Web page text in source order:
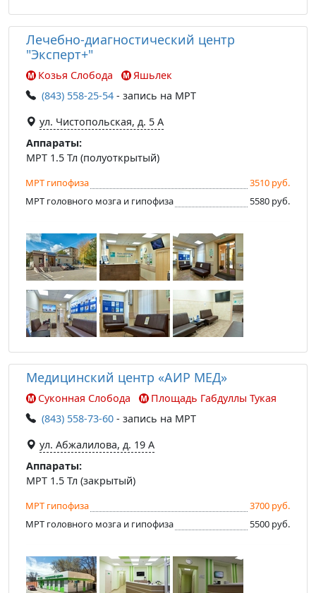
Лечебно-диагностический центр
"Эксперт+"
Козья Слобода
Яшьлек
(843) 558-25-54 - запись на МРТ
ул. Чистопольская, д. 5 А
Аппараты:
МРТ 1.5 Тл (полуоткрытый)
МРТ гипофиза
3510 руб.
МРТ головного мозга и гипофиза
5580 руб.
Медицинский центр «АИР МЕД»
Суконная Слобода
Площадь Габдуллы Тукая
(843) 558-73-60 - запись на МРТ
ул. Абжалилова, д. 19 А
Аппараты:
МРТ 1.5 Тл (закрытый)
МРТ гипофиза
3700 руб.
МРТ головного мозга и гипофиза
5500 руб.